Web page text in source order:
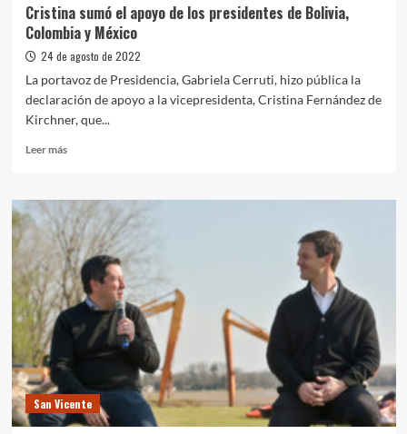
Cristina sumó el apoyo de los presidentes de Bolivia,
Colombia y México
24 de agosto de 2022
La portavoz de Presidencia, Gabriela Cerruti, hizo pública la
declaración de apoyo a la vicepresidenta, Cristina Fernández de
Kirchner, que...
Leer másLeer
Cristina
sumó
el
apoyo
de
los
presidentes
Bolivia,
Colombia
y
México
San Vicente